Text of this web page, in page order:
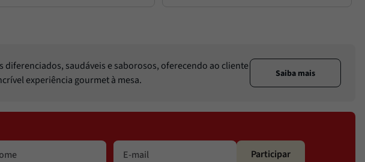
saudáveis e saborosos, oferecendo ao cliente
experiência gourmet à mesa.
Saiba mais
Participar